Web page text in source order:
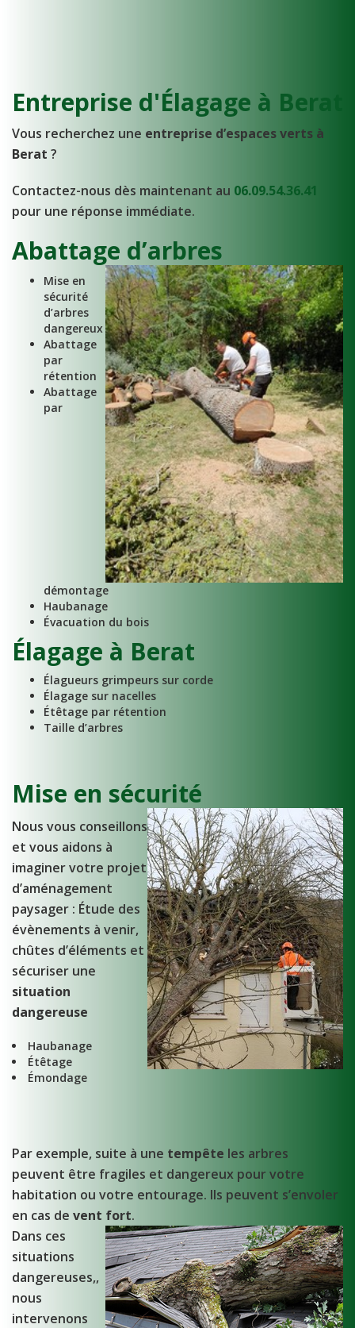
Entreprise d'Élagage à Berat
Vous recherchez une entreprise d’espaces verts à
Berat ?
Contactez-nous dès maintenant au 06.09.54.36.41
pour une réponse immédiate.
Abattage d’arbres
Mise en
sécurité
d’arbres
dangereux
Abattage
par
rétention
Abattage
par
démontage
Haubanage
Évacuation du bois
Élagage à Berat
Élagueurs grimpeurs sur corde
Élagage sur nacelles
Étêtage par rétention
Taille d’arbres
Mise en sécurité
Nous vous conseillons
et vous aidons à
imaginer votre projet
d’aménagement
paysager : Étude des
évènements à venir,
chûtes d’éléments et
sécuriser une
situation
dangereuse
Haubanage
Étêtage
Émondage
Par exemple, suite à une tempête les arbres
peuvent être fragiles et dangereux pour votre
habitation ou votre entourage. Ils peuvent s’envoler
en cas de vent fort.
Dans ces
situations
dangereuses,,
nous
intervenons